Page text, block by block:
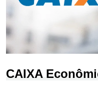
CAIXA